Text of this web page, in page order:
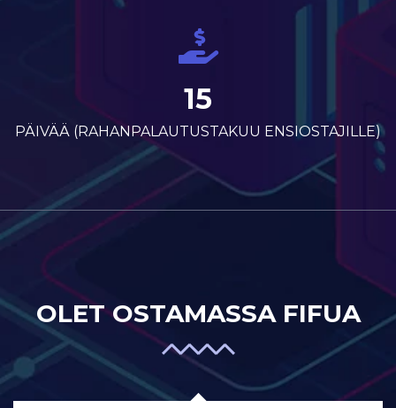
15
PÄIVÄÄ (RAHANPALAUTUSTAKUU ENSIOSTAJILLE)
OLET OSTAMASSA FIFUA